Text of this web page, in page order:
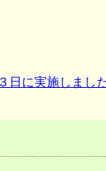
日に実施しまし